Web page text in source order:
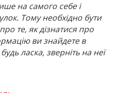
на самого себе і
Тому необхідно бути
те, як дізнатися про
ви знайдете в
ласка, зверніть на неї